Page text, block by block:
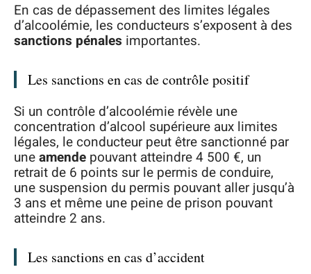
En cas de dépassement des limites légales
d’alcoolémie, les conducteurs s’exposent à des
sanctions pénales importantes.
Les sanctions en cas de contrôle positif
Si un contrôle d’alcoolémie révèle une
concentration d’alcool supérieure aux limites
légales, le conducteur peut être sanctionné par
uneamende pouvant atteindre 4 500 €, un
retrait de 6 points sur le permis de conduire,
une suspension du permis pouvant aller jusqu’à
3 ans et même une peine de prison pouvant
atteindre 2 ans.
Les sanctions en cas d’accident